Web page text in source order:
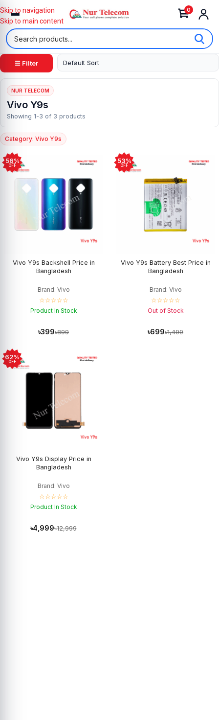
0
Skip to navigation
Skip to main content
☰ Filter
NUR TELECOM
Vivo Y9s
Showing 1-3 of 3 products
Category: Vivo Y9s
56%
OFF
Vivo Y9s Backshell Price in
Bangladesh
Brand: Vivo
☆☆☆☆☆
Product In Stock
৳399৳899
53%
OFF
Vivo Y9s Battery Best Price in
Bangladesh
Brand: Vivo
☆☆☆☆☆
Out of Stock
৳699৳1,499
62%
OFF
Vivo Y9s Display Price in
Bangladesh
Brand: Vivo
☆☆☆☆☆
Product In Stock
৳4,999৳12,999